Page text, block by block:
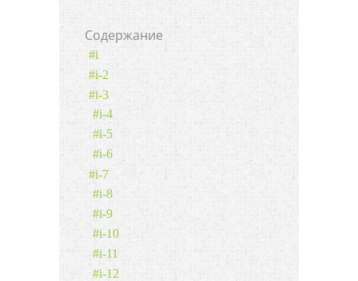
Содержание
#i
#i-2
#i-3
#i-4
#i-5
#i-6
#i-7
#i-8
#i-9
#i-10
#i-11
#i-12